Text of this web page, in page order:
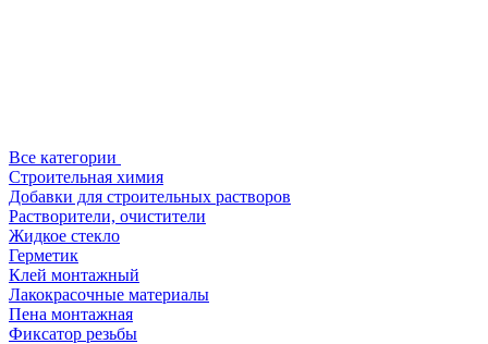
Все категории
Строительная химия
Добавки для строительных растворов
Растворители, очистители
Жидкое стекло
Герметик
Клей монтажный
Лакокрасочные материалы
Пена монтажная
Фиксатор резьбы